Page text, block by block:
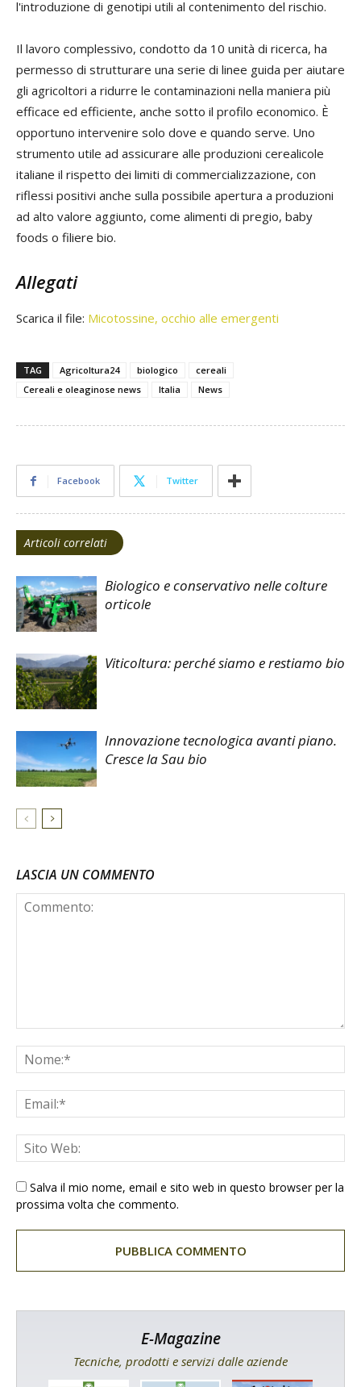
l'introduzione di genotipi utili al contenimento del rischio.
Il lavoro complessivo, condotto da 10 unità di ricerca, ha
permesso di strutturare una serie di linee guida per aiutare
gli agricoltori a ridurre le contaminazioni nella maniera più
efficace ed efficiente, anche sotto il profilo economico. È
opportuno intervenire solo dove e quando serve. Uno
strumento utile ad assicurare alle produzioni cerealicole
italiane il rispetto dei limiti di commercializzazione, con
riflessi positivi anche sulla possibile apertura a produzioni
ad alto valore aggiunto, come alimenti di pregio, baby
foods o filiere bio.
Allegati
Scarica il file: Micotossine, occhio alle emergenti
TAG Agricoltura24 biologico
cereali
Cereali e oleaginose news
Italia News
Facebook Twitter
Articoli correlati
Biologico e conservativo nelle colture
orticole
Viticoltura: perché siamo e restiamo bio
Innovazione tecnologica avanti piano.
Cresce la Sau bio
LASCIA UN COMMENTO
Salva il mio nome, email e sito web in questo browser per la
prossima volta che commento.
E-Magazine
Tecniche, prodotti e servizi dalle aziende